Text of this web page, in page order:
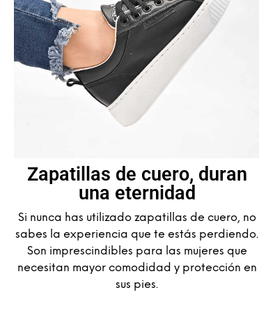
Zapatillas de cuero, duran
una eternidad
Si nunca has utilizado zapatillas de cuero, no
sabes la experiencia que te estás perdiendo.
Son imprescindibles para las mujeres que
necesitan mayor comodidad y protección en
sus pies.